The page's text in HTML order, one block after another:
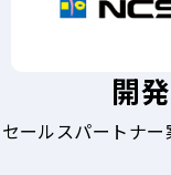
開
セールスパートナ